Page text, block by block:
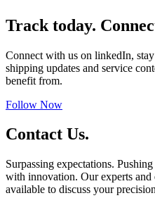
Track today.
Connect with us on linkedIn,
shipping updates and service
benefit from.
Follow Now
Contact Us.
Surpassing expectations.
with innovation. Our experts and
available to discuss your